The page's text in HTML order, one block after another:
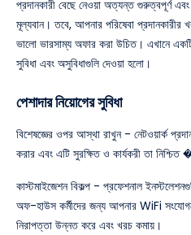
প্রদানকারী বেছে নেওয়া অত্যন্ত গুরুত্বপূর্ণ
মূল্যবান। তবে, আপনার পরিষেবা প্রদানকারীর
ভালো ভারসাম্য অফার করা উচিত। এখানে
সুবিধা এবং অসুবিধাগুলি দেওয়া হলো।
পেশাদার নিয়োগের সুবিধা
বিশেষজ্ঞের ওপর আস্থা রাখুন - নেটওয়ার্ক
করার এবং এটি সুরক্ষিত ও কার্যকরী তা
কাস্টমাইজেশন বিকল্প - প্রফেশনাল
অফ-হাউস কর্মীদের জন্য আপনার WiFi
নিরাপত্তা উন্নত করে এবং খরচ কমায়।